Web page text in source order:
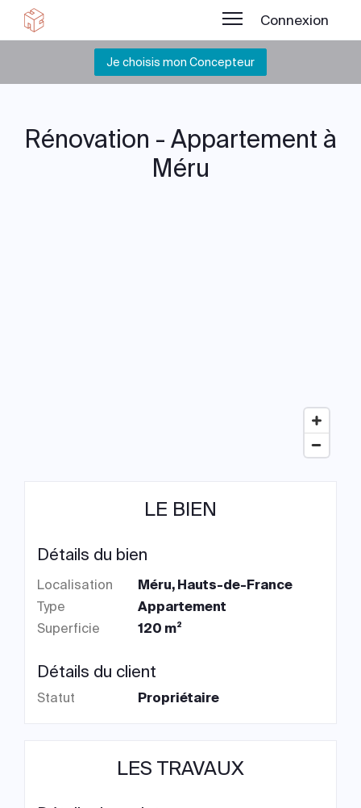
Connexion
Je choisis mon Concepteur
Rénovation - Appartement à
Méru
LE BIEN
Détails du bien
Localisation
Méru, Hauts-de-France
Type
Appartement
Superficie
120 m²
Détails du client
Statut Propriétaire
LES TRAVAUX